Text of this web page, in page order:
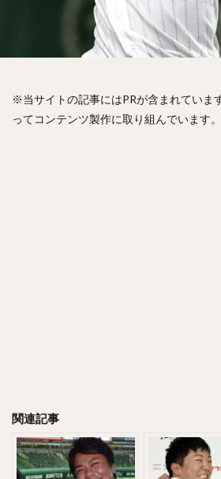
※当サイトの記事にはPRが含まれていま
ってコンテンツ製作に取り組んでいます。
関連記事
桑原将志（くわはらまさゆき）
宋家豪（ソン・チャーホウ）
益
秋山翔吾（あきやましょうご）
野村大樹（のむらだいじゅ）
小川泰弘（おがわやすひろ）
大田